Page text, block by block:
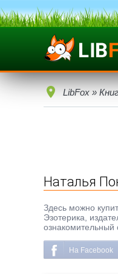
LibFox »
Наталья
Здесь можно
Эзотерика,
ознакомительный
На Facebook